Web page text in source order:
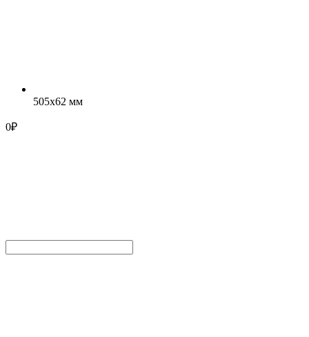
505x62 мм
0₽